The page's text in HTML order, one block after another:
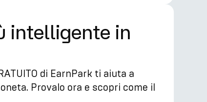
intelligente in
di EarnPark ti aiuta a
Provalo ora e scopri come il